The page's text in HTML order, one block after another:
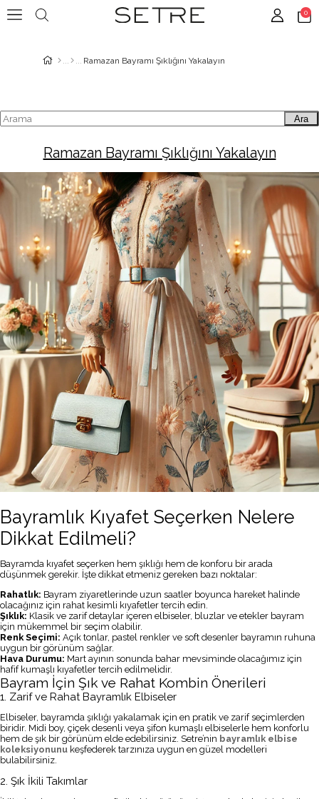
0
Ramazan Bayramı Şıklığını Yakalayın
Ara
Ramazan Bayramı Şıklığını Yakalayın
Bayramlık Kıyafet Seçerken Nelere
Dikkat Edilmeli?
Bayramda kıyafet seçerken hem şıklığı hem de konforu bir arada
düşünmek gerekir. İşte dikkat etmeniz gereken bazı noktalar:
Rahatlık: Bayram ziyaretlerinde uzun saatler boyunca hareket halinde
olacağınız için rahat kesimli kıyafetler tercih edin.
Şıklık: Klasik ve zarif detaylar içeren elbiseler, bluzlar ve etekler bayram
için mükemmel bir seçim olabilir.
Renk Seçimi: Açık tonlar, pastel renkler ve soft desenler bayramın ruhuna
uygun bir görünüm sağlar.
Hava Durumu: Mart ayının sonunda bahar mevsiminde olacağımız için
hafif kumaşlı kıyafetler tercih edilmelidir.
Bayram İçin Şık ve Rahat Kombin Önerileri
1. Zarif ve Rahat Bayramlık Elbiseler
Elbiseler, bayramda şıklığı yakalamak için en pratik ve zarif seçimlerden
biridir. Midi boy, çiçek desenli veya şifon kumaşlı elbiselerle hem konforlu
hem de şık bir görünüm elde edebilirsiniz. Setre’nin bayramlık elbise
koleksiyonunu keşfederek tarzınıza uygun en güzel modelleri
bulabilirsiniz.
2. Şık İkili Takımlar